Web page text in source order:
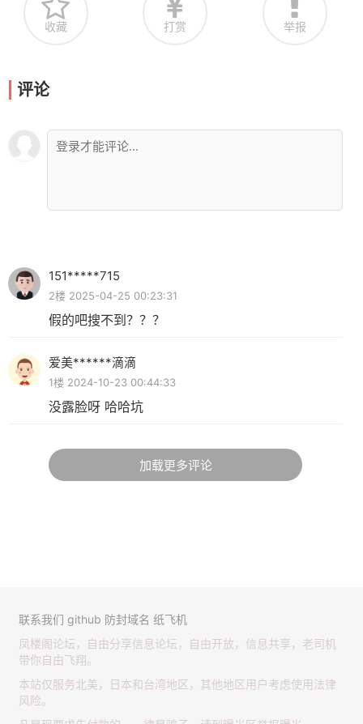
收藏 打赏 举报
评论
151*****715
2楼 2025-04-25 00:23:31
假的吧搜不到？？？
爱美******滴滴
1楼 2024-10-23 00:44:33
没露脸呀 哈哈坑
加载更多评论
联系我们 github 防封域名 纸飞机
凤楼阁论坛，自由分享信息论坛，自由开放，信息共享，老司机
带你自由飞翔。
本站仅服务北美，日本和台湾地区，其他地区用户考虑使用法律
风险。